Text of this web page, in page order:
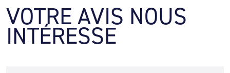
VOTRE AVIS NOUS
INTÉRESSE